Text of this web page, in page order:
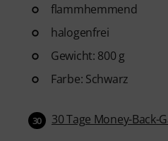
flammhemmend
halogenfrei
Gewicht: 800 g
Farbe: Schwarz
30 30 Tage Money-Back-